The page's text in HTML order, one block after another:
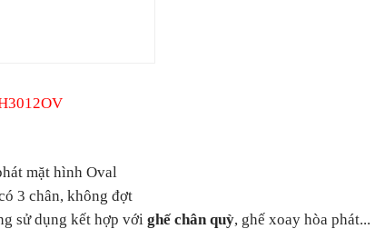
mặt hình Oval
3 chân, không đợt
sử dụng kết hợp với ghế chân quỳ, ghế xoay hòa phát...